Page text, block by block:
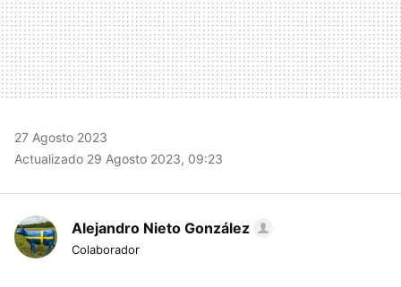
27 Agosto 2023
Actualizado 29 Agosto 2023, 09:23
Alejandro Nieto González
Colaborador